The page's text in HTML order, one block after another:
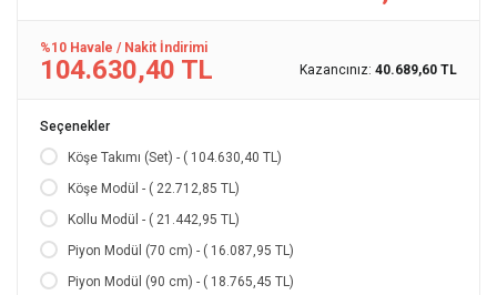
%10 Havale / Nakit İndirimi
104.630,40 TL Kazancınız: 40.689,60 TL
Seçenekler
Köşe Takımı (Set) - ( 104.630,40 TL)
Köşe Modül - ( 22.712,85 TL)
Kollu Modül - ( 21.442,95 TL)
Piyon Modül (70 cm) - ( 16.087,95 TL)
Piyon Modül (90 cm) - ( 18.765,45 TL)